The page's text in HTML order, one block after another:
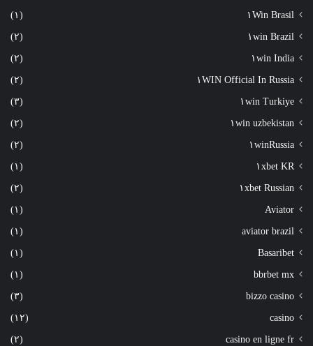
١Win Brasil (١)
١win Brazil (٢)
١win India (٢)
١WIN Official In Russia (٢)
١win Turkiye (٣)
١win uzbekistan (٢)
١winRussia (٢)
١xbet KR (١)
١xbet Russian (٢)
Aviator (١)
aviator brazil (١)
Basaribet (١)
bbrbet mx (١)
bizzo casino (٣)
casino (١٢)
casino en ligne fr (٢)